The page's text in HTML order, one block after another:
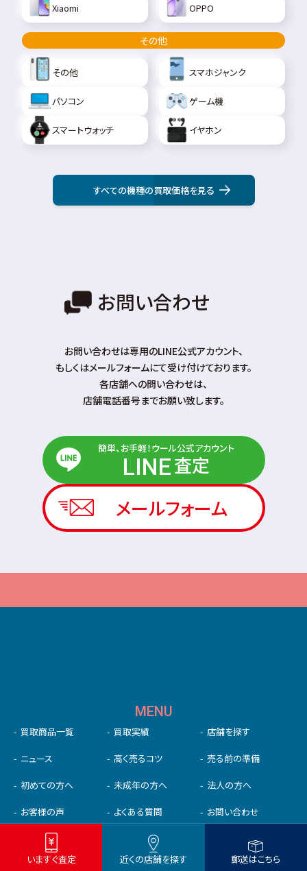
いますぐ査定 近くの店舗を探す 郵送はこちら
Xiaomi OPPO
その他
その他 スマホジャンク
パソコン ゲーム機
スマートウォッチ イヤホン
すべての機種の買取価格を見る
お問い合わせ
お問い合わせは専⽤のLINE公式アカウント、
もしくはメールフォームにて受け付けております。
各店舗への問い合わせは、
店舗電話番号までお願い致します。
簡単、お手軽！ウール公式アカウント
LINE査定
メールフォーム
MENU
ニュース 高く売るコツ 売る前の準備
初めての⽅へ 未成年の⽅へ 法人の方へ